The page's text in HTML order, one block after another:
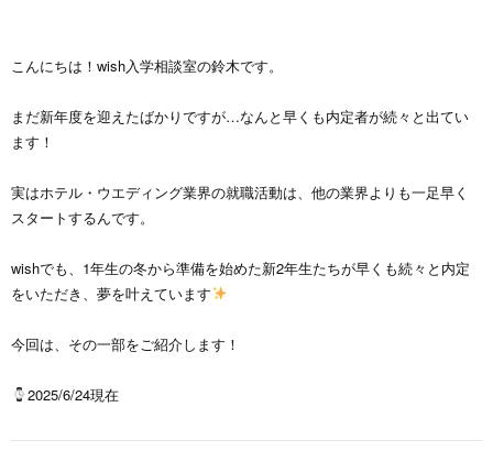
こんにちは！wish入学相談室の鈴木です。
まだ新年度を迎えたばかりですが…なんと早くも内定者が続々と出てい
ます！
実はホテル・ウエディング業界の就職活動は、他の業界よりも一足早く
スタートするんです。
wishでも、1年生の冬から準備を始めた新2年生たちが早くも続々と内定
をいただき、夢を叶えています
今回は、その一部をご紹介します！
2025/6/24現在